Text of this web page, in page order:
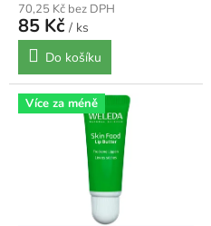
70,25 Kč bez DPH
85 Kč / ks
Do košíku
Více za méně